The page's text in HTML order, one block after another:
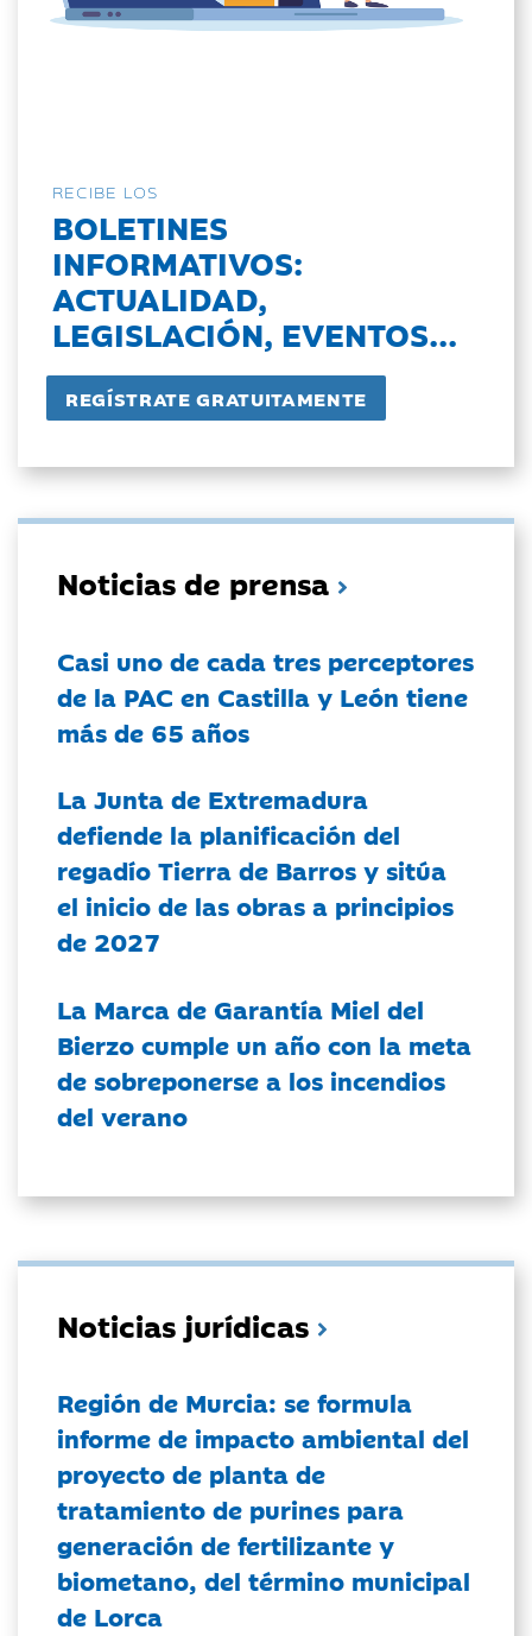
RECIBE LOS
BOLETINES
INFORMATIVOS:
ACTUALIDAD,
LEGISLACIÓN, EVENTOS...
Noticias de prensa
Casi uno de cada tres perceptores
de la PAC en Castilla y León tiene
más de 65 años
La Junta de Extremadura
defiende la planificación del
regadío Tierra de Barros y sitúa
el inicio de las obras a principios
de 2027
La Marca de Garantía Miel del
Bierzo cumple un año con la meta
de sobreponerse a los incendios
del verano
Noticias jurídicas
Región de Murcia: se formula
informe de impacto ambiental del
proyecto de planta de
tratamiento de purines para
generación de fertilizante y
biometano, del término municipal
de Lorca